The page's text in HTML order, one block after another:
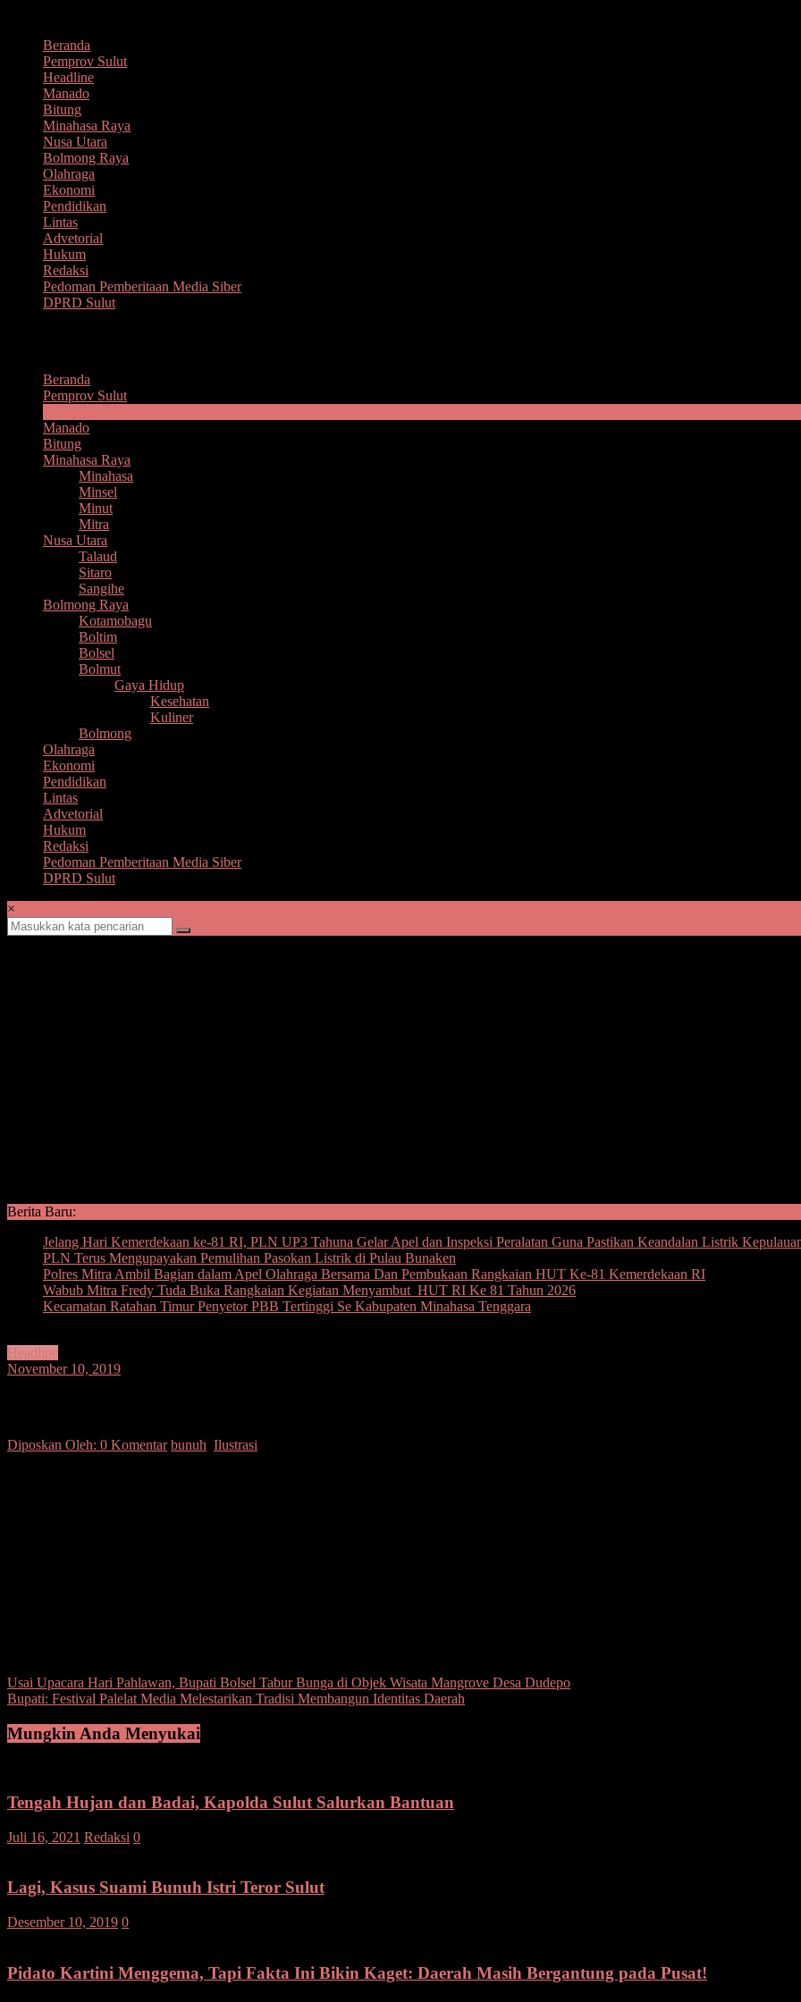
kontenBeranda
Pemprov Sulut
Headline
Manado
Bitung
Minahasa Raya
Nusa Utara
Bolmong Raya
Olahraga
Ekonomi
Pendidikan
Lintas
Advetorial
Hukum
Redaksi
Pedoman Pemberitaan Media Siber
DPRD Sulut
Beranda
Pemprov Sulut
Manado
Bitung
Minahasa Raya
Minahasa
Minsel
Minut
Mitra
Nusa Utara
Talaud
Sitaro
Sangihe
Bolmong Raya
Kotamobagu
Boltim
Bolsel
Bolmut
Gaya Hidup
Kesehatan
Kuliner
Bolmong
Olahraga
Ekonomi
Pendidikan
Lintas
Advetorial
Hukum
Redaksi
Pedoman Pemberitaan Media Siber
DPRD Sulut
×
Berita Baru:
Jelang Hari Kemerdekaan ke-81 RI, PLN UP3 Tahuna Gelar Apel dan Inspeksi Peralatan Guna Pastikan Keandalan Listrik
PLN Terus Mengupayakan Pemulihan Pasokan Listrik di Pulau Bunaken
Polres Mitra Ambil Bagian dalam Apel Olahraga Bersama Dan Pembukaan Rangkaian HUT Ke-81 Kemerdekaan RI
Wabub Mitra Fredy Tuda Buka Rangkaian Kegiatan Menyambut HUT RI Ke 81 Tahun 2026
Kecamatan Ratahan Timur Penyetor PBB Tertinggi Se Kabupaten Minahasa Tenggara
Headline
November 10, 2019
Diposkan Oleh: 0 Komentar bunuh Ilustrasi
Navigasi
pos
Usai Upacara Hari Pahlawan, Bupati Bolsel Tabur Bunga di Objek Wisata Mangrove Desa Dudepo
Bupati: Festival Palelat Media Melestarikan Tradisi Membangun Identitas Daerah
Mungkin Anda Menyukai
Tengah Hujan dan Badai, Kapolda Sulut Salurkan Bantuan
Juli 16, 2021 Redaksi 0
Lagi, Kasus Suami Bunuh Istri Teror Sulut
Desember 10, 2019 0
Pidato Kartini Menggema, Tapi Fakta Ini Bikin Kaget: Daerah Masih Bergantung pada Pusat!